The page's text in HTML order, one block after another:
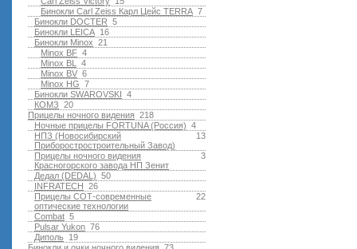
7
Бинокли Carl Zeiss Карл Цейс TERRA
5
Бинокли DOCTER
16
Бинокли LEICA
21
Бинокли Minox
4
Minox BF
4
Minox BL
6
Minox BV
7
Minox HG
4
Бинокли SWAROVSKI
20
КОМЗ
218
Прицелы ночного видения
4
Ночные прицелы FORTUNA (Россия)
13
НПЗ (Новосибирский
Приборостростроительный Завод)
3
Прицелы ночного видения
Красногорского завода НП Зенит
50
Дедал (DEDAL)
26
INFRATECH
22
Прицелы СОТ-современные
оптические технологии
5
Combat
76
Pulsar Yukon
19
Диполь